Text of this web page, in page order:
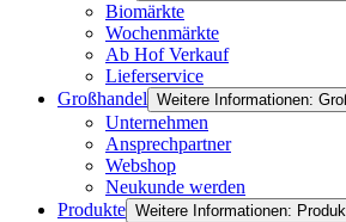
Biomärkte
Wochenmärkte
Ab Hof Verkauf
Lieferservice
Großhandel Weitere Informationen:
Unternehmen
Ansprechpartner
Webshop
Neukunde werden
Produkte Weitere Informationen: